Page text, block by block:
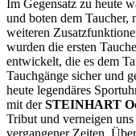
Im Gegensatz zu heute
und boten dem Taucher,
weiteren
wurden die ersten
entwickelt, die es dem
Tauchgänge sicher und
heute legendäres
mit derSTEINHART
Tribut und verneigen
vergangener Zeiten.